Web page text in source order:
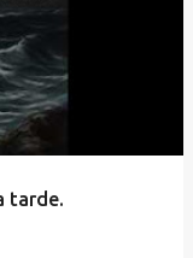
tarde.